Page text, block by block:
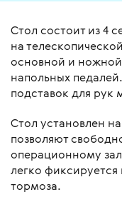
Стол состоит из 4
на
основной и
напольных
подставок для рук
Стол установлен
позволяют
операционному
легко
тормоза.